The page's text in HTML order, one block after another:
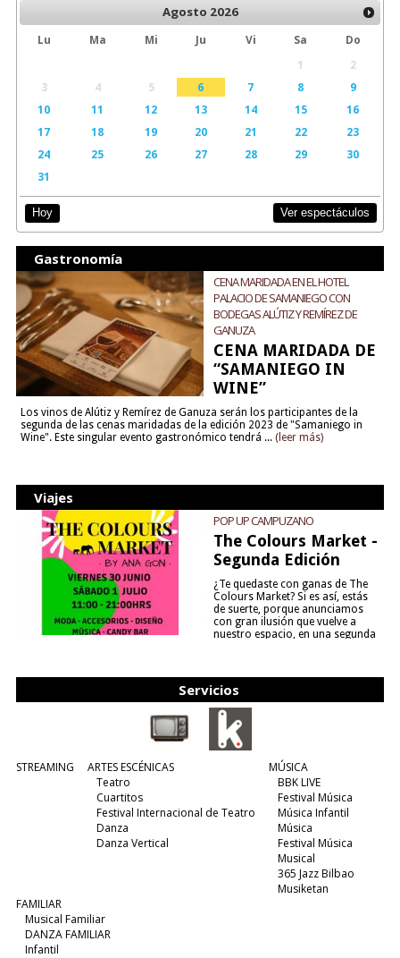
Agosto 2026
Lu Ma Mi Ju Vi Sa
Do
1
2
3
4 5 6 7 8
9
10
11 12 13 14 15
16
17
18 19 20 21 22
23
24
25 26 27 28 29
30
31
Hoy Ver espectáculos
Gastronomía
CENA MARIDADA EN EL HOTEL
PALACIO DE SAMANIEGO CON
BODEGAS ALÚTIZ Y REMÍREZ DE
GANUZA
CENA MARIDADA DE
“SAMANIEGO IN
WINE”
Los vinos de Alútiz y Remírez de Ganuza serán los participantes de la
segunda de las cenas maridadas de la edición 2023 de "Samaniego in
Wine". Este singular evento gastronómico tendrá ... (leer más)
Viajes
POP UP CAMPUZANO
The Colours Market -
Segunda Edición
¿Te quedaste con ganas de The
Colours Market? Si es así, estás
de suerte, porque anunciamos
con gran ilusión que vuelve a
nuestro espacio, en una segunda
Servicios
STREAMING
ARTES ESCÉNICAS
Teatro
Cuartitos
Festival Internacional de Teatro
Danza
Danza Vertical
MÚSICA
BBK LIVE
Festival Música
Música Infantil
Música
Festival Música
Musical
365 Jazz Bilbao
Musiketan
FAMILIAR
Musical Familiar
DANZA FAMILIAR
Infantil